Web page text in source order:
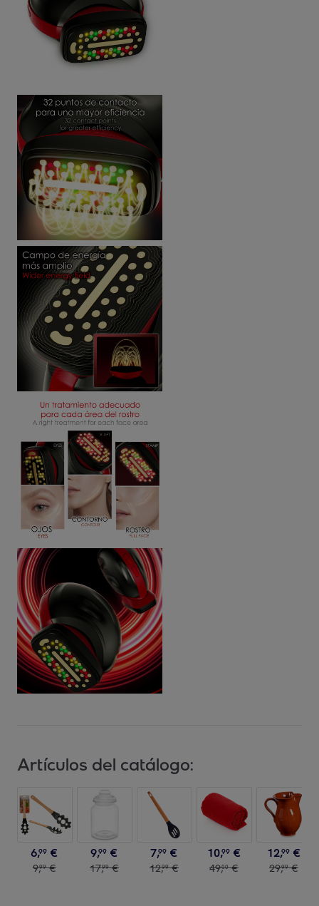
Artículos del catálogo:
6,99 €
9,99 €
9,99 €
17,99 €
7,99 €
12,99 €
10,99 €
49,00 €
12,99 €
29,99 €